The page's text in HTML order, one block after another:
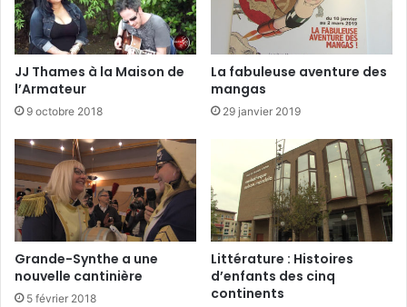
JJ Thames à la Maison de
l’Armateur
9 octobre 2018
La fabuleuse aventure des
mangas
29 janvier 2019
Grande-Synthe a une
nouvelle cantinière
5 février 2018
Littérature : Histoires
d’enfants des cinq
continents